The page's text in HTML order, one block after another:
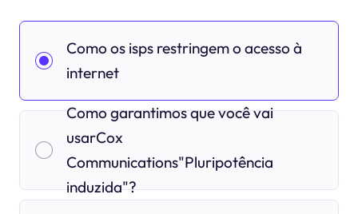
Como os isps restringem o acesso à
internet
Como garantimos que você vai
usarCox
Communications"Pluripotência
induzida"?